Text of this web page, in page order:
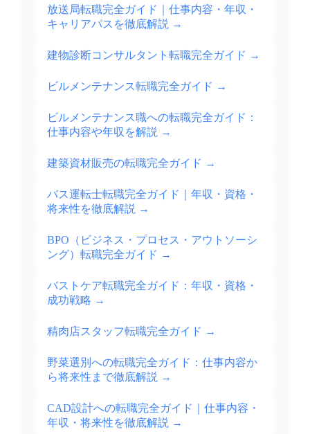
放送局転職完全ガイド｜仕事内容・年収・
キャリアパスを徹底解説 →
建物診断コンサルタント転職完全ガイド →
ビルメンテナンス転職完全ガイド →
ビルメンテナンス職への転職完全ガイド：
仕事内容や年収を解説 →
建築資材販売の転職完全ガイド →
バス運転士転職完全ガイド｜年収・資格・
将来性を徹底解説 →
BPO（ビジネス・プロセス・アウトソーシ
ング）転職完全ガイド →
バストケア転職完全ガイド：年収・資格・
成功戦略 →
精肉店スタッフ転職完全ガイド →
野菜選別への転職完全ガイド：仕事内容か
ら将来性まで徹底解説 →
CAD設計への転職完全ガイド｜仕事内容・
年収・将来性を徹底解説 →